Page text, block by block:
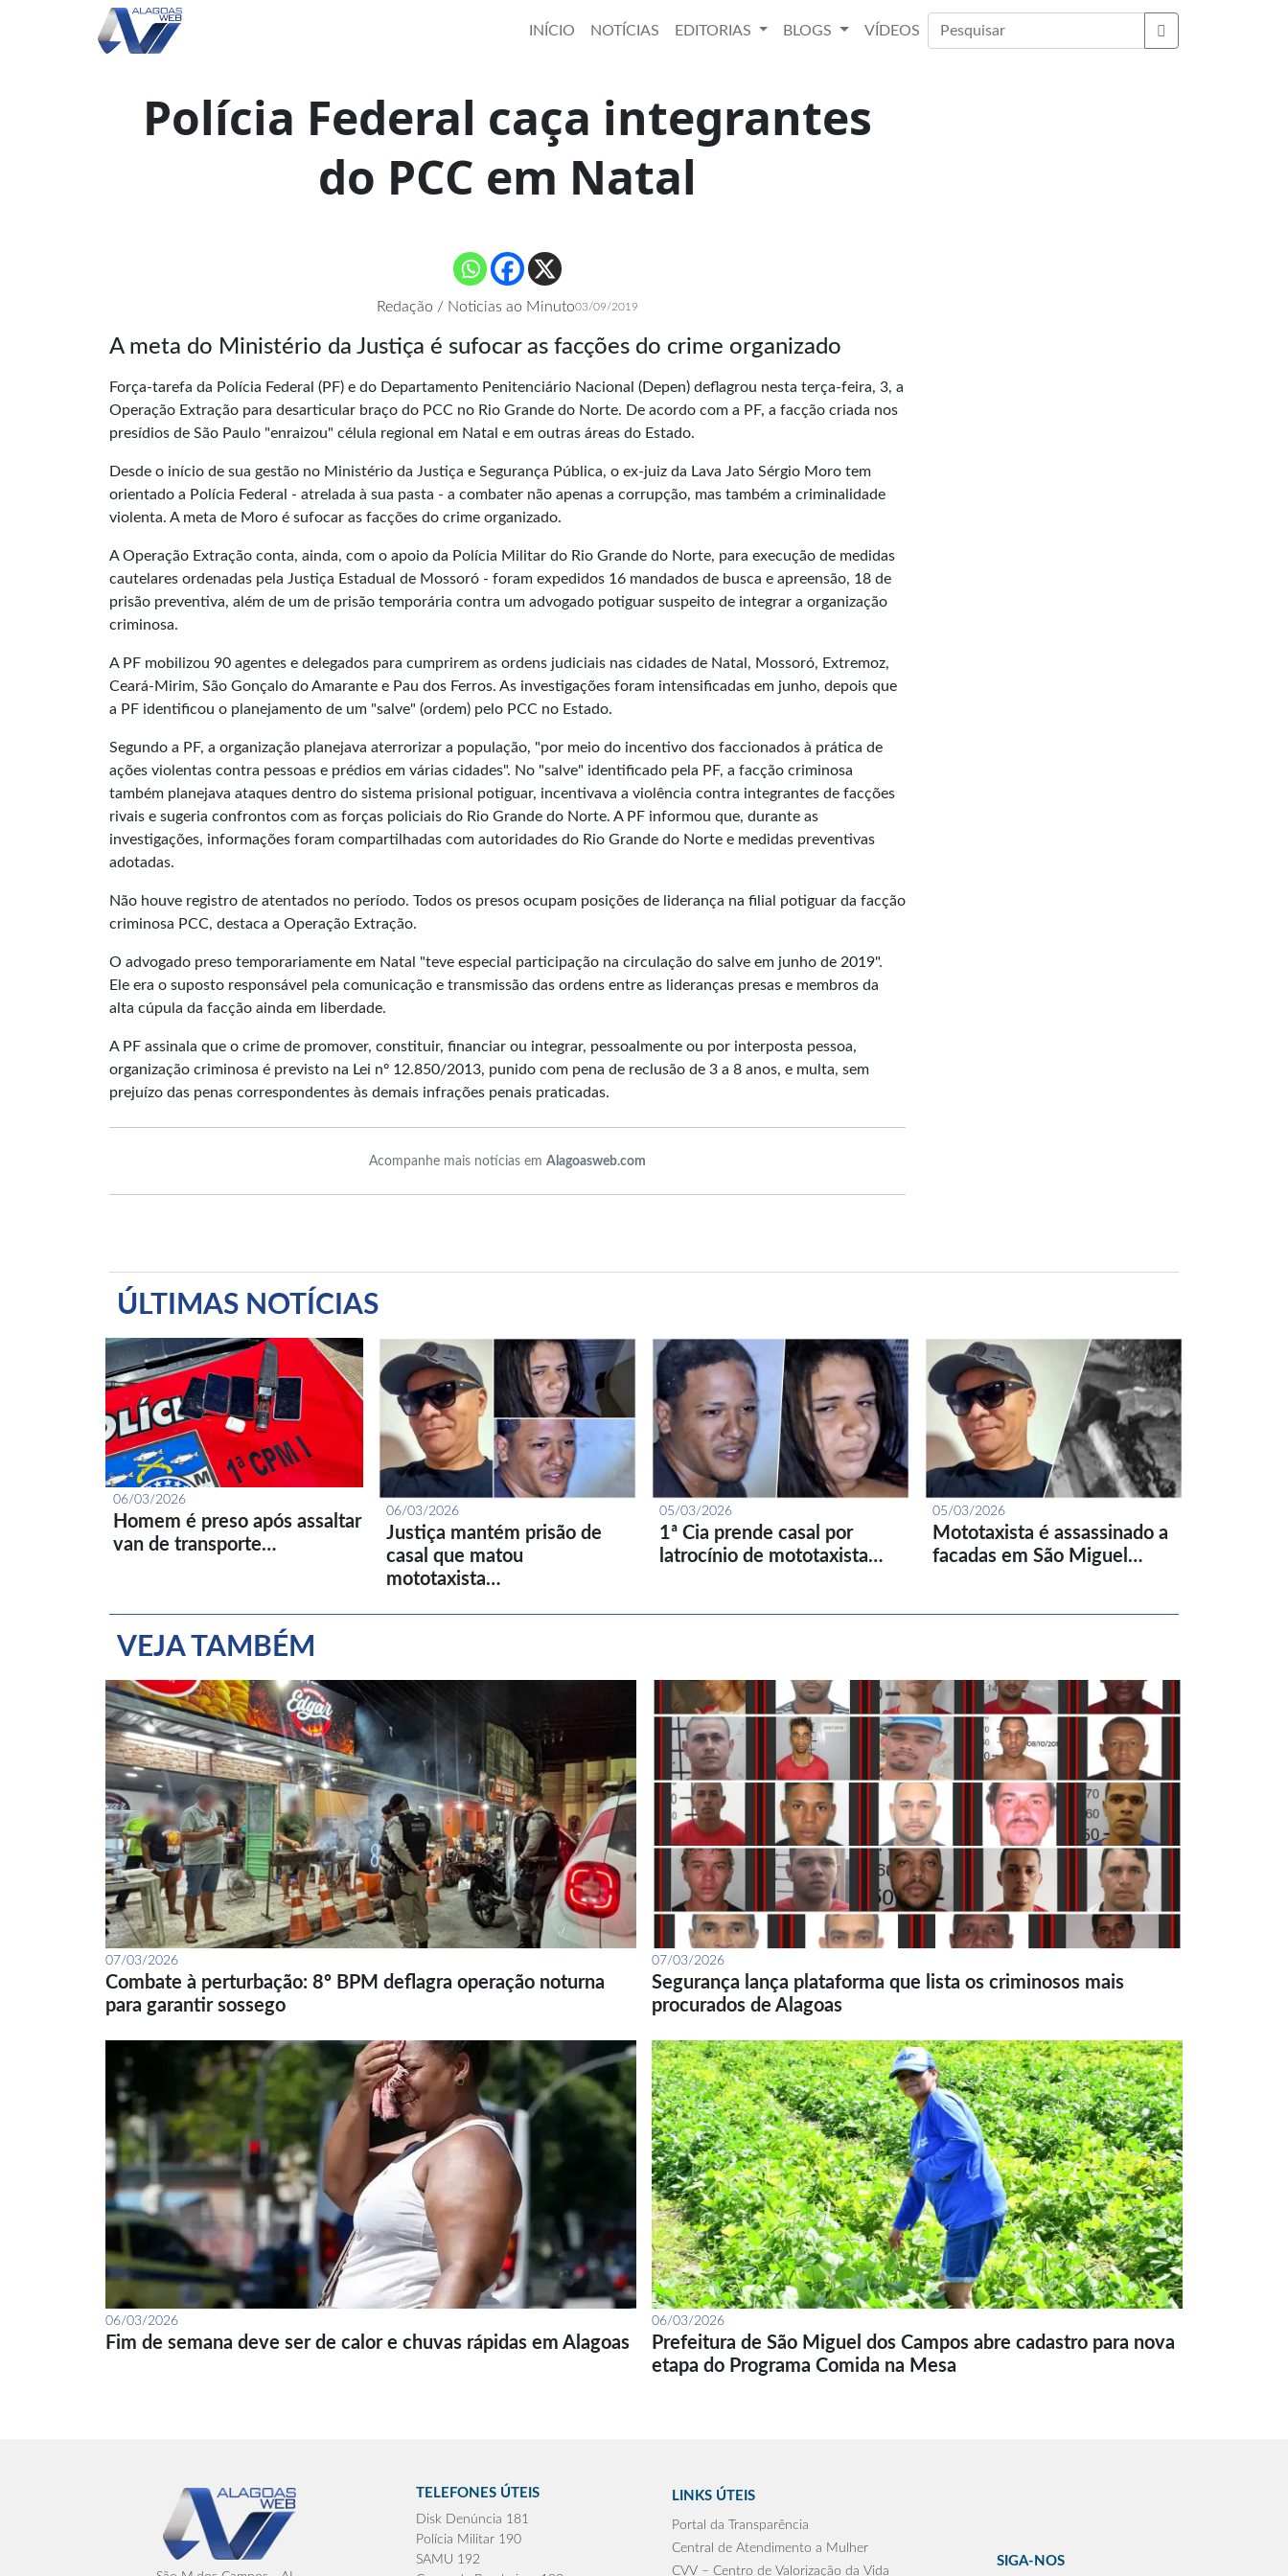
INÍCIO NOTÍCIAS EDITORIAS BLOGS
VÍDEOS
Buscar
Polícia Federal caça integrantes
do PCC em Natal
Redação / Noticias ao Minuto03/09/2019
A meta do Ministério da Justiça é sufocar as facções do crime organizado
Força-tarefa da Polícia Federal (PF) e do Departamento Penitenciário Nacional (Depen) deflagrou nesta terça-feira, 3, a
Operação Extração para desarticular braço do PCC no Rio Grande do Norte. De acordo com a PF, a facção criada nos
presídios de São Paulo "enraizou" célula regional em Natal e em outras áreas do Estado.
Desde o início de sua gestão no Ministério da Justiça e Segurança Pública, o ex-juiz da Lava Jato Sérgio Moro tem
orientado a Polícia Federal - atrelada à sua pasta - a combater não apenas a corrupção, mas também a criminalidade
violenta. A meta de Moro é sufocar as facções do crime organizado.
A Operação Extração conta, ainda, com o apoio da Polícia Militar do Rio Grande do Norte, para execução de medidas
cautelares ordenadas pela Justiça Estadual de Mossoró - foram expedidos 16 mandados de busca e apreensão, 18 de
prisão preventiva, além de um de prisão temporária contra um advogado potiguar suspeito de integrar a organização
criminosa.
A PF mobilizou 90 agentes e delegados para cumprirem as ordens judiciais nas cidades de Natal, Mossoró, Extremoz,
Ceará-Mirim, São Gonçalo do Amarante e Pau dos Ferros. As investigações foram intensificadas em junho, depois que
a PF identificou o planejamento de um "salve" (ordem) pelo PCC no Estado.
Segundo a PF, a organização planejava aterrorizar a população, "por meio do incentivo dos faccionados à prática de
ações violentas contra pessoas e prédios em várias cidades". No "salve" identificado pela PF, a facção criminosa
também planejava ataques dentro do sistema prisional potiguar, incentivava a violência contra integrantes de facções
rivais e sugeria confrontos com as forças policiais do Rio Grande do Norte. A PF informou que, durante as
investigações, informações foram compartilhadas com autoridades do Rio Grande do Norte e medidas preventivas
adotadas.
Não houve registro de atentados no período. Todos os presos ocupam posições de liderança na filial potiguar da facção
criminosa PCC, destaca a Operação Extração.
O advogado preso temporariamente em Natal "teve especial participação na circulação do salve em junho de 2019".
Ele era o suposto responsável pela comunicação e transmissão das ordens entre as lideranças presas e membros da
alta cúpula da facção ainda em liberdade.
A PF assinala que o crime de promover, constituir, financiar ou integrar, pessoalmente ou por interposta pessoa,
organização criminosa é previsto na Lei nº 12.850/2013, punido com pena de reclusão de 3 a 8 anos, e multa, sem
prejuízo das penas correspondentes às demais infrações penais praticadas.
Acompanhe mais notícias em Alagoasweb.com
ÚLTIMAS NOTÍCIAS
06/03/2026
Homem é preso após assaltar
van de transporte…
06/03/2026
Justiça mantém prisão de
casal que matou
mototaxista…
05/03/2026
1ª Cia prende casal por
latrocínio de mototaxista…
05/03/2026
Mototaxista é assassinado a
facadas em São Miguel…
VEJA TAMBÉM
07/03/2026
Combate à perturbação: 8º BPM deflagra operação noturna
para garantir sossego
07/03/2026
Segurança lança plataforma que lista os criminosos mais
procurados de Alagoas
06/03/2026
Fim de semana deve ser de calor e chuvas rápidas em Alagoas
06/03/2026
Prefeitura de São Miguel dos Campos abre cadastro para nova
etapa do Programa Comida na Mesa
TELEFONES ÚTEIS
Disk Denúncia 181
Polícia Militar 190
SAMU 192
LINKS ÚTEIS
Portal da Transparência
Central de Atendimento a Mulher
CVV – Centro de Valorização da Vida
SIGA-NOS